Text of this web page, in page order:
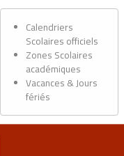
Calendriers
Scolaires officiels
Zones Scolaires
académiques
Vacances & Jours
fériés